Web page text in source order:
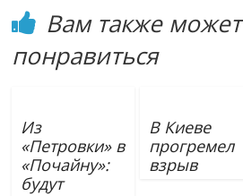
Вам также может
понравиться
Из
«Петровки» в
«Почайну»:
будут
В Киеве
прогремел
взрыв